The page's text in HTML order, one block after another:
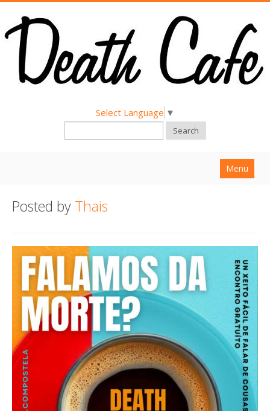
Select Language ▼
Search
Menu
About
Hold a Death Cafe
Death conversation
Support us
Posted by Thais